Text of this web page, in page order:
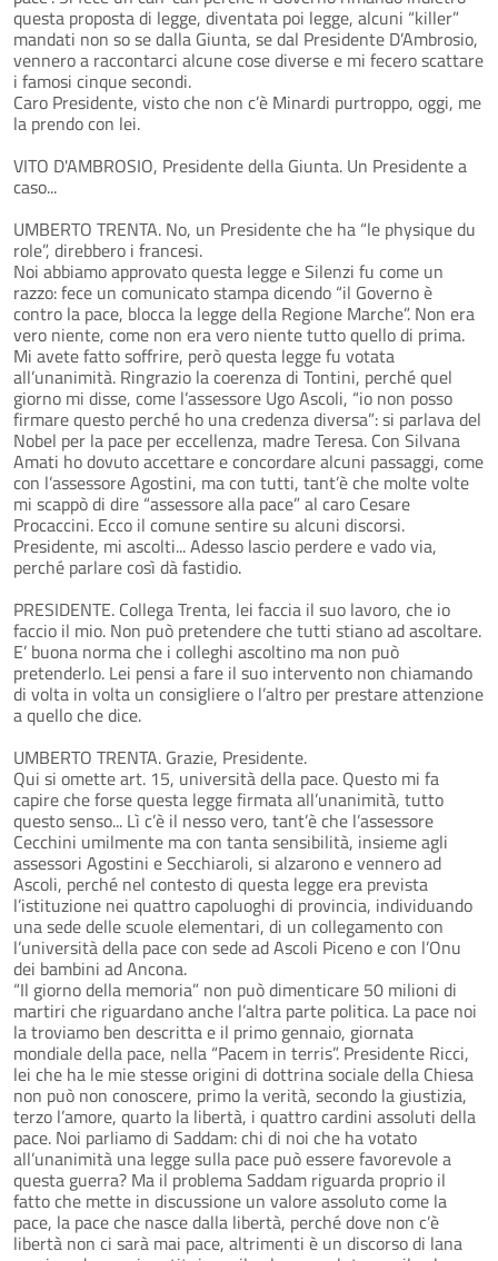
questa proposta di legge, diventata poi legge, alcuni “killer”
mandati non so se dalla Giunta, se dal Presidente D’Ambrosio,
vennero a raccontarci alcune cose diverse e mi fecero scattare
i famosi cinque secondi.
Caro Presidente, visto che non c’è Minardi purtroppo, oggi, me
la prendo con lei.
VITO D'AMBROSIO, Presidente della Giunta. Un Presidente a
caso...
UMBERTO TRENTA. No, un Presidente che ha “le physique du
role”, direbbero i francesi.
Noi abbiamo approvato questa legge e Silenzi fu come un
razzo: fece un comunicato stampa dicendo “il Governo è
contro la pace, blocca la legge della Regione Marche”. Non era
vero niente, come non era vero niente tutto quello di prima.
Mi avete fatto soffrire, però questa legge fu votata
all’unanimità. Ringrazio la coerenza di Tontini, perché quel
giorno mi disse, come l’assessore Ugo Ascoli, “io non posso
firmare questo perché ho una credenza diversa”: si parlava del
Nobel per la pace per eccellenza, madre Teresa. Con Silvana
Amati ho dovuto accettare e concordare alcuni passaggi, come
con l’assessore Agostini, ma con tutti, tant’è che molte volte
mi scappò di dire “assessore alla pace” al caro Cesare
Procaccini. Ecco il comune sentire su alcuni discorsi.
Presidente, mi ascolti... Adesso lascio perdere e vado via,
perché parlare così dà fastidio.
PRESIDENTE. Collega Trenta, lei faccia il suo lavoro, che io
faccio il mio. Non può pretendere che tutti stiano ad ascoltare.
E’ buona norma che i colleghi ascoltino ma non può
pretenderlo. Lei pensi a fare il suo intervento non chiamando
di volta in volta un consigliere o l’altro per prestare attenzione
a quello che dice.
UMBERTO TRENTA. Grazie, Presidente.
Qui si omette art. 15, università della pace. Questo mi fa
capire che forse questa legge firmata all’unanimità, tutto
questo senso... Lì c’è il nesso vero, tant’è che l’assessore
Cecchini umilmente ma con tanta sensibilità, insieme agli
assessori Agostini e Secchiaroli, si alzarono e vennero ad
Ascoli, perché nel contesto di questa legge era prevista
l’istituzione nei quattro capoluoghi di provincia, individuando
una sede delle scuole elementari, di un collegamento con
l’università della pace con sede ad Ascoli Piceno e con l’Onu
dei bambini ad Ancona.
“Il giorno della memoria” non può dimenticare 50 milioni di
martiri che riguardano anche l’altra parte politica. La pace noi
la troviamo ben descritta e il primo gennaio, giornata
mondiale della pace, nella “Pacem in terris”. Presidente Ricci,
lei che ha le mie stesse origini di dottrina sociale della Chiesa
non può non conoscere, primo la verità, secondo la giustizia,
terzo l’amore, quarto la libertà, i quattro cardini assoluti della
pace. Noi parliamo di Saddam: chi di noi che ha votato
all’unanimità una legge sulla pace può essere favorevole a
questa guerra? Ma il problema Saddam riguarda proprio il
fatto che mette in discussione un valore assoluto come la
pace, la pace che nasce dalla libertà, perché dove non c’è
libertà non ci sarà mai pace, altrimenti è un discorso di lana